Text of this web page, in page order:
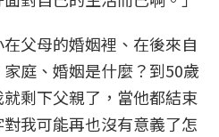
父母的婚姻裡、在後來自
庭、婚姻是什麼？到50歲
剩下父親了，當他都結束
我可能再也沒有意義了怎